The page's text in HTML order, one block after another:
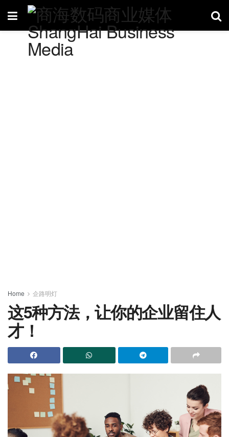
Home 企路明灯
这5种方法，让你的企业留住人
才！